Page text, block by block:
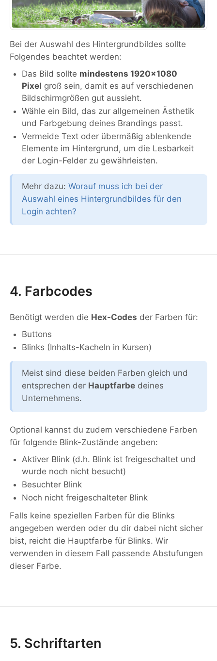
Bei der Auswahl des Hintergrundbildes sollte
Folgendes beachtet werden:
Das Bild sollte mindestens 1920x1080
Pixel groß sein, damit es auf verschiedenen
Bildschirmgrößen gut aussieht.
Wähle ein Bild, das zur allgemeinen Ästhetik
und Farbgebung deines Brandings passt.
Vermeide Text oder übermäßig ablenkende
Elemente im Hintergrund, um die Lesbarkeit
der Login-Felder zu gewährleisten.
Mehr dazu: Worauf muss ich bei der
Auswahl eines Hintergrundbildes für den
Login achten?
4. Farbcodes
Benötigt werden die Hex-Codes der Farben für:
Buttons
Blinks (Inhalts-Kacheln in Kursen)
Meist sind diese beiden Farben gleich und
entsprechen der Hauptfarbe deines
Unternehmens.
Optional kannst du zudem verschiedene Farben
für folgende Blink-Zustände angeben:
Aktiver Blink (d.h. Blink ist freigeschaltet und
wurde noch nicht besucht)
Besuchter Blink
Noch nicht freigeschalteter Blink
Falls keine speziellen Farben für die Blinks
angegeben werden oder du dir dabei nicht sicher
bist, reicht die Hauptfarbe für Blinks. Wir
verwenden in diesem Fall passende Abstufungen
dieser Farbe.
5. Schriftarten